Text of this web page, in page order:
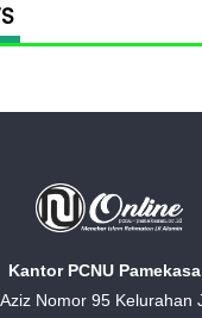
Kantor PCNU
Nomor 95 Kelurahan